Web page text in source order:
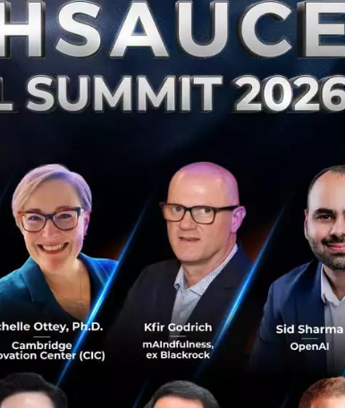
ญ่อันหนึ่งของวงการ Startup ไทยเรา โดยมี
าน UGC (User Generated Content) โดย
Ookbee ควบรวมกิจการมา
คอนเทนต์ที่สร้างสรรค์ขึ้นโดยผู้ใช้งานมากกว่า 1
ยิ่งที่ได้เป็นพันธมิตรกับ Tencent ทั้ง Ookbee
นเทนต์คือหัวใจหลักของการบรรลุเป้าหมายสําคัญ
ข้อมูลออนไลน์แล้วยังอยากมีส่วนร่วมในการนํา
ลฟ์สไตล์ของตนเองมากขึ้นเป้าหมายหลักของ